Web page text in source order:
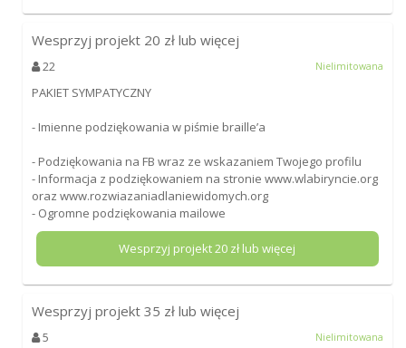
Wesprzyj projekt 20 zł lub więcej
22 Nielimitowana
PAKIET SYMPATYCZNY
- Imienne podziękowania w piśmie braille’a
- Podziękowania na FB wraz ze wskazaniem Twojego profilu
- Informacja z podziękowaniem na stronie www.wlabiryncie.org
oraz www.rozwiazaniadlaniewidomych.org
- Ogromne podziękowania mailowe
Wesprzyj projekt20 zł lub więcej
Wesprzyj projekt 35 zł lub więcej
5 Nielimitowana